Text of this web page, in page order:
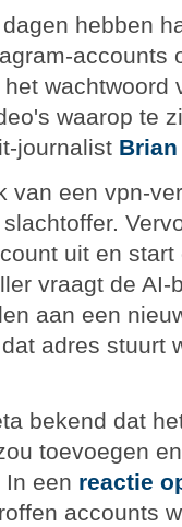
hebben
accounts
wachtwoord
waarop te
journalist
van een vpn-
uit en
vraagt de
aan een
adres stuurt
bekend dat
toevoegen
In een reactie
accounts